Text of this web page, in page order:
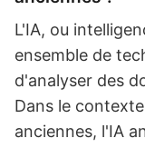
L'IA, ou
ensemble de
d'analyser des
Dans le
anciennes, l'IA